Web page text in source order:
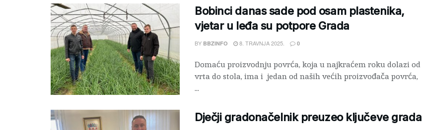
Bobinci danas sade pod osam plastenika,
vjetar u leđa su potpore Grada
BY BBZINFO 8. TRAVNJA 2025. 0
Domaću proizvodnju povrća, koja u najkraćem roku dolazi od
vrta do stola, ima i jedan od naših većih proizvođača povrća,
...
Dječji gradonačelnik preuzeo ključeve grada